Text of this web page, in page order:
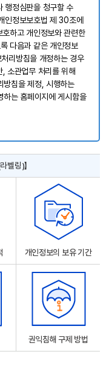
행정심판을 청구할 수
인정보보호법 제 30조에
하고 개인정보와 관련한
다음과 같은 개인정보
리방침을 개정하는 경우
소관업무 처리를 위해
방침을 제정, 시행하는
하는 홈페이지에 게시함을
벨링)】
개인정보의 보유 기간
권익침해 구제 방법